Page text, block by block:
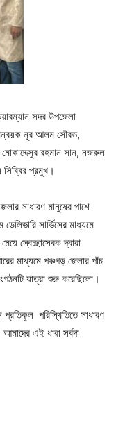
সদর উপজেলা
নুর আলম সৌরভ,
রহমান সান, নজরুল
প্রমুখ।
সাধারণ মানুষের পাশে
সার্ভিসের মাধ্যমে
স্বেচ্ছাসেবক দ্বারা
মাধ্যমে পঞ্চগড় জেলার পাঁচ
যাত্রা শুরু করেছিলো।
পরিস্থিতিতে সাধারণ
এই ধারা সর্বদা